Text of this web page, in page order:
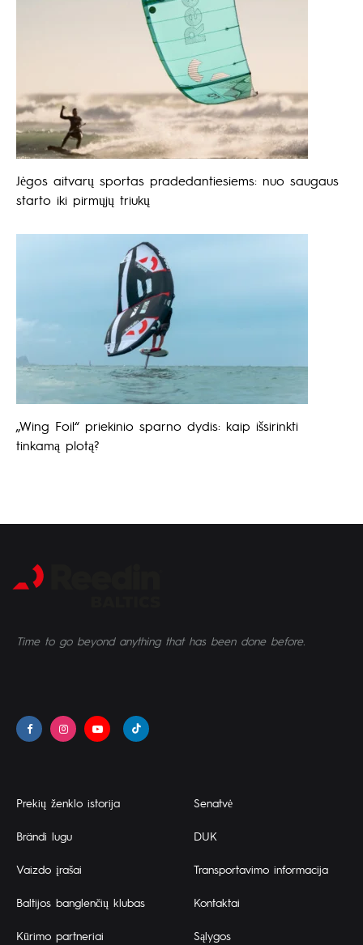
Jėgos aitvarų sportas pradedantiesiems: nuo saugaus
starto iki pirmųjų triukų
„Wing Foil“ priekinio sparno dydis: kaip išsirinkti
tinkamą plotą?
Time to go beyond anything that has been done before.
Prekių ženklo istorija
Brändi lugu
Vaizdo įrašai
Baltijos banglenčių klubas
Kūrimo partneriai
Senatvė
DUK
Transportavimo informacija
Kontaktai
Sąlygos